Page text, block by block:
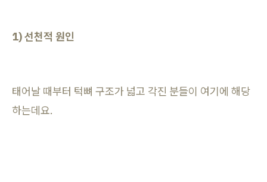
1) 선천적 원인
태어날 때부터 턱뼈 구조가 넓고 각진 분들이 여기에 해당
하는데요.